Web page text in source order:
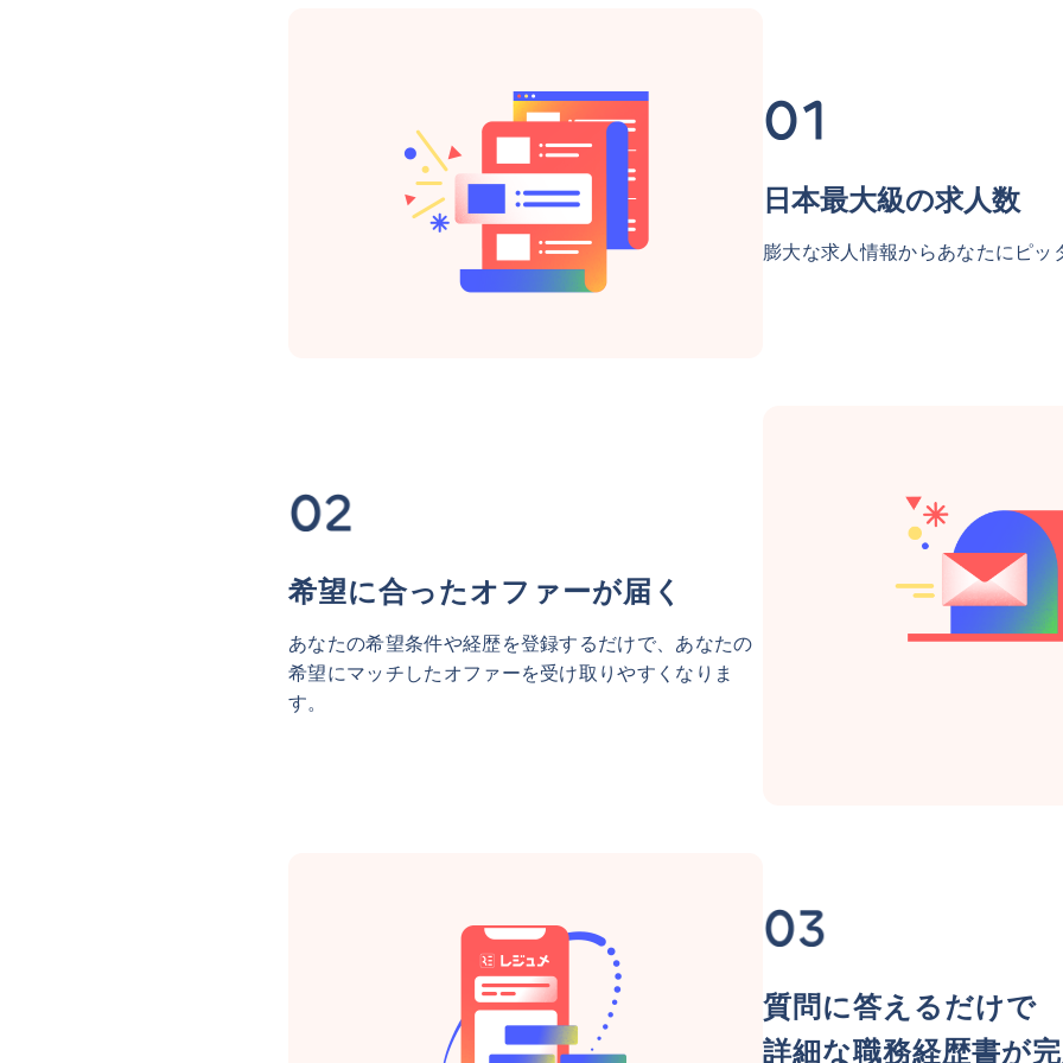
日本最大級の求人数
膨大な求人情報からあなたにピッ
希望に合ったオファーが届く
あなたの希望条件や経歴を登録するだけで、あなたの
希望にマッチしたオファーを受け取りやすくなりま
す。
質問に答えるだけで
詳細な職務経歴書が